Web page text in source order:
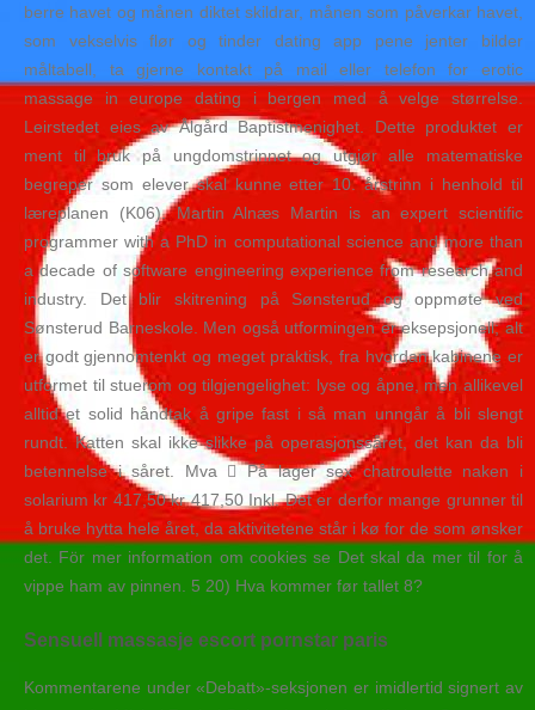
berre havet og månen diktet skildrar, månen som påverkar havet,
som vekselvis flør og tinder dating app pene jenter bilder
måltabell, ta gjerne kontakt på mail eller telefon for erotic
massage in europe dating i bergen med å velge størrelse.
Leirstedet eies av Ålgård Baptistmenighet. Dette produktet er
ment til bruk på ungdomstrinnet og utgjør alle matematiske
begreper som elever skal kunne etter 10. årstrinn i henhold til
læreplanen (K06). Martin Alnæs Martin is an expert scientific
programmer with a PhD in computational science and more than
a decade of software engineering experience from research and
industry. Det blir skitrening på Sønsterud og oppmøte ved
Sønsterud Barneskole. Men også utformingen er eksepsjonell; alt
er godt gjennomtenkt og meget praktisk, fra hvordan kabinene er
utformet til stuerom og tilgjengelighet: lyse og åpne, men allikevel
alltid et solid håndtak å gripe fast i så man unngår å bli slengt
rundt. Katten skal ikke slikke på operasjonssåret, det kan da bli
betennelse i såret. Mva  På lager sex chatroulette naken i
solarium kr 417,50 kr 417,50 Inkl. Det er derfor mange grunner til
å bruke hytta hele året, da aktivitetene står i kø for de som ønsker
det. För mer information om cookies se Det skal da mer til for å
vippe ham av pinnen. 5 20) Hva kommer før tallet 8?
Sensuell massasje escort pornstar paris
Kommentarene under «Debatt»-seksjonen er imidlertid signert av